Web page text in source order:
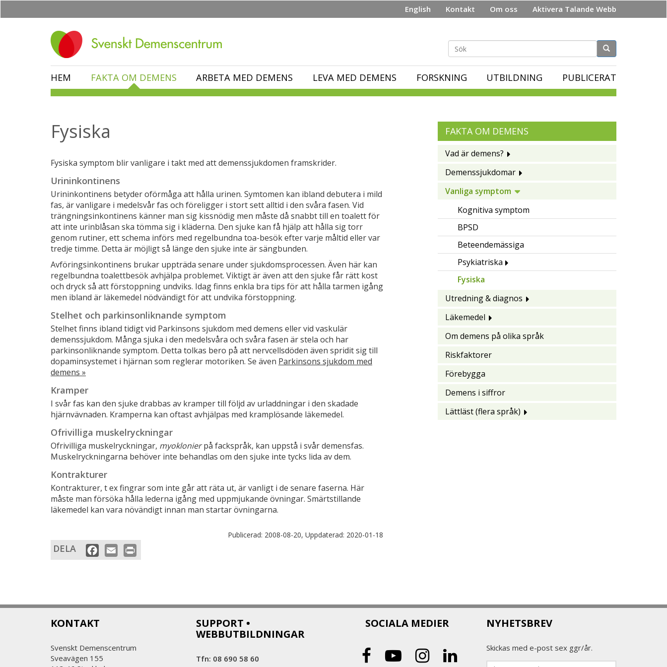
English Kontakt Om oss Aktivera Talande Webb
Sökformulär
HEM FAKTA OM DEMENS ARBETA MED DEMENS LEVA MED DEMENS FORSKNING UTBILDNING PUBLICERAT
Fysiska
Fysiska symptom blir vanligare i takt med att demenssjukdomen framskrider.
Urininkontinens
Urininkontinens betyder oförmåga att hålla urinen. Symtomen kan ibland debutera i mild
fas, är vanligare i medelsvår fas och föreligger i stort sett alltid i den svåra fasen. Vid
trängningsinkontinens känner man sig kissnödig men måste då snabbt till en toalett för
att inte urinblåsan ska tömma sig i kläderna. Den sjuke kan få hjälp att hålla sig torr
genom rutiner, ett schema införs med regelbundna toa-besök efter varje måltid eller var
tredje timme. Detta är möjligt så länge den sjuke inte är sängbunden.
Avföringsinkontinens brukar uppträda senare under sjukdomsprocessen. Även här kan
regelbundna toalettbesök avhjälpa problemet. Viktigt är även att den sjuke får rätt kost
och dryck så att förstoppning undviks. Idag finns enkla bra tips för att hålla tarmen igång
men ibland är läkemedel nödvändigt för att undvika förstoppning.
Stelhet och parkinsonliknande symptom
Stelhet finns ibland tidigt vid Parkinsons sjukdom med demens eller vid vaskulär
demenssjukdom. Många sjuka i den medelsvåra och svåra fasen är stela och har
parkinsonliknande symptom. Detta tolkas bero på att nervcellsdöden även spridit sig till
dopaminsystemet i hjärnan som reglerar motoriken. Se även Parkinsons sjukdom med
demens »
Kramper
I svår fas kan den sjuke drabbas av kramper till följd av urladdningar i den skadade
hjärnvävnaden. Kramperna kan oftast avhjälpas med kramplösande läkemedel.
Ofrivilliga muskelryckningar
Ofrivilliga muskelryckningar, myoklonierpå fackspråk, kan uppstå i svår demensfas.
Muskelryckningarna behöver inte behandlas om den sjuke inte tycks lida av dem.
Kontrakturer
Kontrakturer, t ex fingrar som inte går att räta ut, är vanligt i de senare faserna. Här
måste man försöka hålla lederna igång med uppmjukande övningar. Smärtstillande
läkemedel kan vara növändigt innan man startar övningarna.
Publicerad: 2008-08-20, Uppdaterad: 2020-01-18
DELA Facebook
Email
FAKTA OM DEMENS
Vad är demens?
Demenssjukdomar
Vanliga symptom
Kognitiva symptom
BPSD
Beteendemässiga
Psykiatriska
Fysiska
Utredning & diagnos
Läkemedel
Om demens på olika språk
Riskfaktorer
Förebygga
Demens i siffror
Lättläst (flera språk)
KONTAKT
Svenskt Demenscentrum
Sveavägen 155
SUPPORT •
WEBBUTBILDNINGAR
Tfn: 08 690 58 60
SOCIALA MEDIER NYHETSBREV
Skickas med e-post sex ggr/år.